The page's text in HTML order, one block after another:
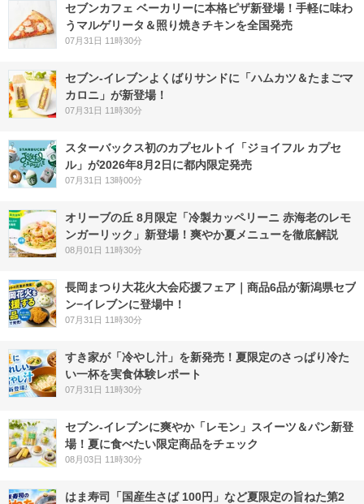
セブンカフェ ベーカリーに本格ピザ新登場！手軽に味わ
うマルゲリータ＆照り焼きチキンを全国発売
07月31日 11時30分
セブン‐イレブンよくばりサンドに「ハムカツ＆たまごマ
カロニ」が新登場！
07月31日 11時30分
スターバックス初のカプセルトイ「ジョイフル カプセ
ル」が2026年8月2日に都内限定発売
07月31日 13時00分
オリーブの丘 8月限定「冷製カッペリーニ 赤海老のレモ
ンガーリック」新登場！爽やか夏メニューを徹底解説
08月01日 11時30分
長岡まつり大花火大会応援フェア｜商品6品が新潟県セブ
ン−イレブンに登場中！
07月31日 11時30分
すき家が「冷やし汁」を新発売！夏限定のさっぱり冷た
い一杯を実食体験レポート
07月31日 11時30分
セブン‐イレブンに爽やか「レモン」スイーツ＆パン新登
場！夏に食べたい限定商品をチェック
08月03日 11時30分
はま寿司「国産生さば 100円」など夏限定の旨ねた第2